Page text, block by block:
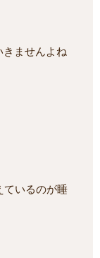
きませんよね
ているのが睡